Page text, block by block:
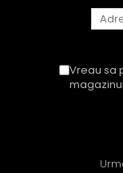
Vreau sa